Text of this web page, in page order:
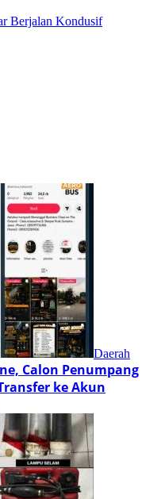
Berjalan Kondusif
Daerah
Calon Penumpang
ke Akun